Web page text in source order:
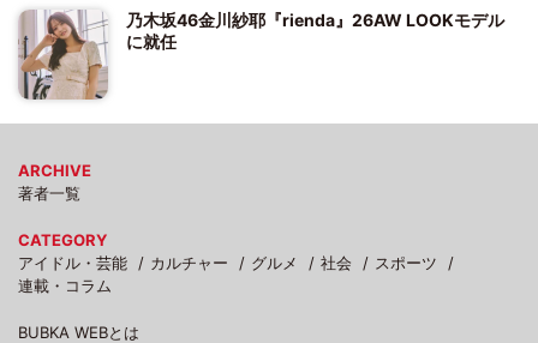
乃木坂46金川紗耶『rienda』26AW LOOKモデル
に就任
ARCHIVE
著者一覧
CATEGORY
アイドル・芸能
カルチャー グルメ 社会
スポーツ
連載・コラム
BUBKA WEBとは